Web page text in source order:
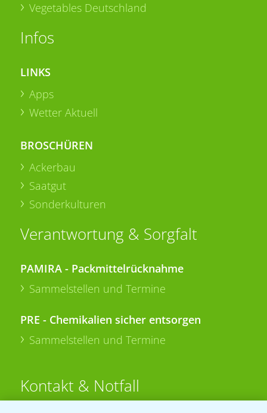
Vegetables Deutschland
Infos
LINKS
Apps
Wetter Aktuell
BROSCHÜREN
Ackerbau
Saatgut
Sonderkulturen
Verantwortung & Sorgfalt
PAMIRA - Packmittelrücknahme
Sammelstellen und Termine
PRE - Chemikalien sicher entsorgen
Sammelstellen und Termine
Kontakt & Notfall